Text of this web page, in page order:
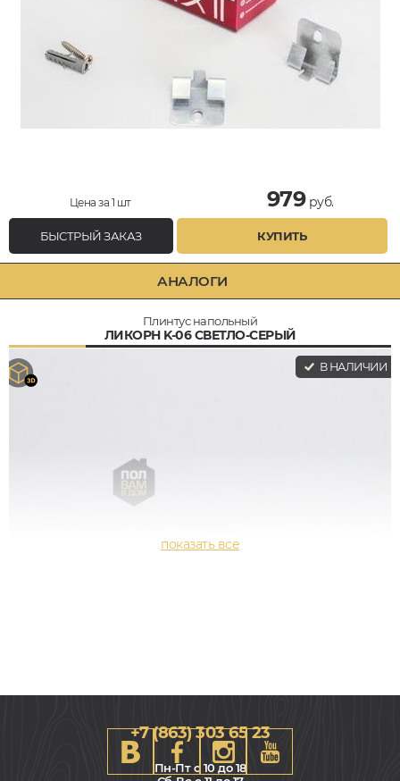
Цена за 1 шт 979руб.
БЫСТРЫЙ ЗАКАЗ КУПИТЬ
АНАЛОГИ
Плинтус напольный
ЛИКОРН K-06 СВЕТЛО-СЕРЫЙ
В НАЛИЧИИ
+7 (863) 303 65 23
Пн-Пт с 10 до 18